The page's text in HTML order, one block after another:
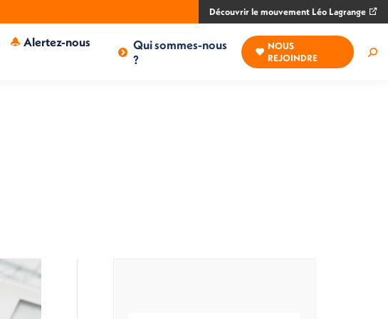
Découvrir le mouvement Léo Lagrange
Alertez-nous
Qui sommes-nous
?
NOUS
REJOINDRE